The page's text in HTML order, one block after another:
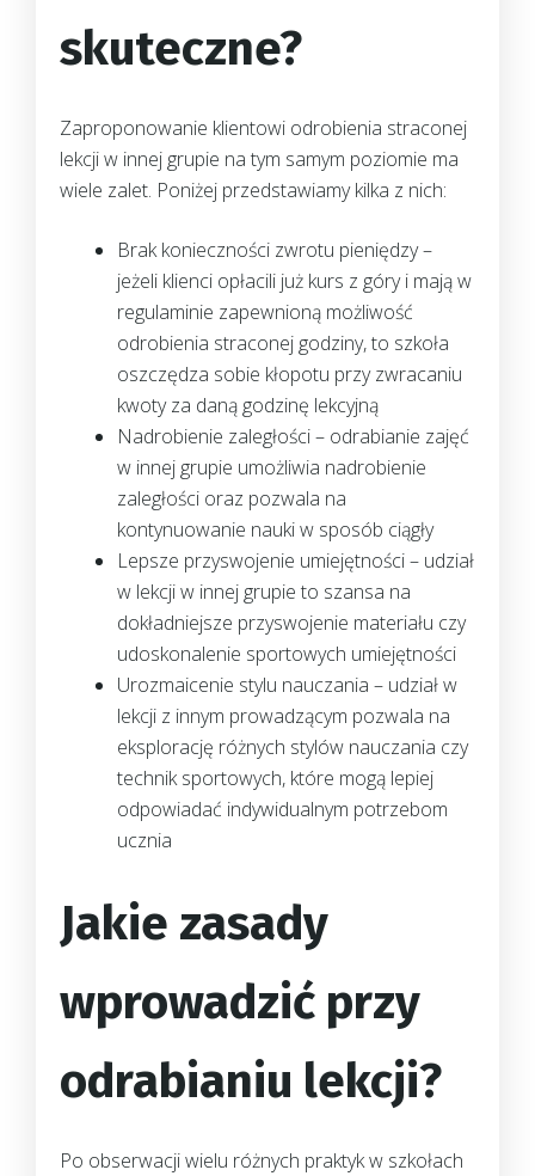
skuteczne?
Zaproponowanie klientowi odrobienia straconej
lekcji w innej grupie na tym samym poziomie ma
wiele zalet. Poniżej przedstawiamy kilka z nich:
Brak konieczności zwrotu pieniędzy –
jeżeli klienci opłacili już kurs z góry i mają w
regulaminie zapewnioną możliwość
odrobienia straconej godziny, to szkoła
oszczędza sobie kłopotu przy zwracaniu
kwoty za daną godzinę lekcyjną
Nadrobienie zaległości – odrabianie zajęć
w innej grupie umożliwia nadrobienie
zaległości oraz pozwala na
kontynuowanie nauki w sposób ciągły
Lepsze przyswojenie umiejętności – udział
w lekcji w innej grupie to szansa na
dokładniejsze przyswojenie materiału czy
udoskonalenie sportowych umiejętności
Urozmaicenie stylu nauczania – udział w
lekcji z innym prowadzącym pozwala na
eksplorację różnych stylów nauczania czy
technik sportowych, które mogą lepiej
odpowiadać indywidualnym potrzebom
ucznia
Jakie zasady
wprowadzić przy
odrabianiu lekcji?
Po obserwacji wielu różnych praktyk w szkołach